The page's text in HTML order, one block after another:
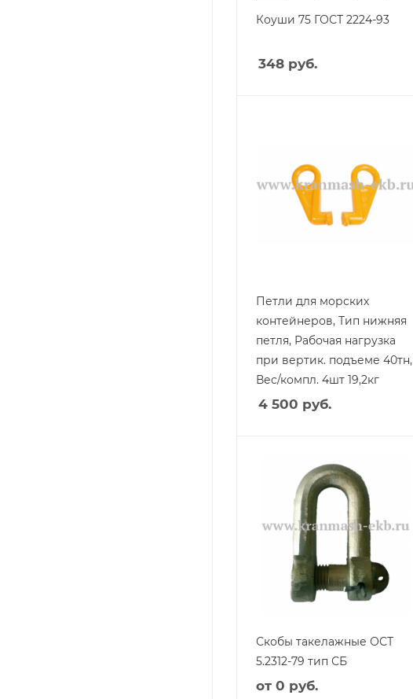
Коуши 75 ГОСТ 2224-93
348 руб.
Петли для морских
контейнеров, Тип нижняя
петля, Рабочая нагрузка
при вертик. подъеме 40тн,
Вес/компл. 4шт 19,2кг
4 500 руб.
Скобы такелажные ОСТ
5.2312-79 тип СБ
от 0 руб.